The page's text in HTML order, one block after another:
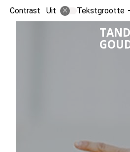
Contrast Uit Tekstgrootte